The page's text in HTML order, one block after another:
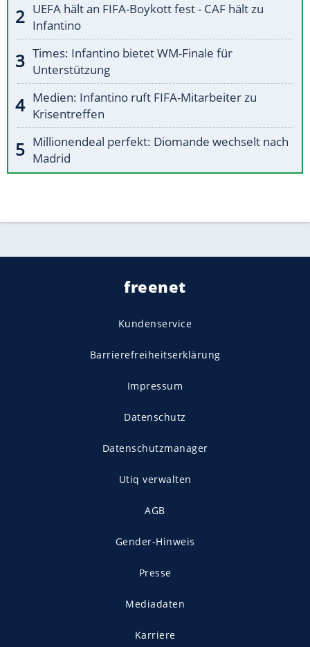
UEFA hält an FIFA-Boykott fest - CAF hält zu
Infantino
Times: Infantino bietet WM-Finale für
Unterstützung
Medien: Infantino ruft FIFA-Mitarbeiter zu
Krisentreffen
Millionendeal perfekt: Diomande wechselt nach
Madrid
freenet
Kundenservice
Barrierefreiheitserklärung
Impressum
Datenschutz
Datenschutzmanager
Utiq verwalten
AGB
Gender-Hinweis
Presse
Mediadaten
Karriere